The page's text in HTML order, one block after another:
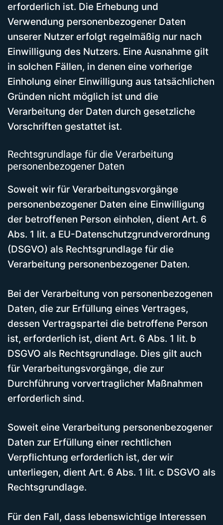
erforderlich ist. Die Erhebung und
Verwendung personenbezogener Daten
unserer Nutzer erfolgt regelmäßig nur nach
Einwilligung des Nutzers. Eine Ausnahme gilt
in solchen Fällen, in denen eine vorherige
Einholung einer Einwilligung aus tatsächlichen
Gründen nicht möglich ist und die
Verarbeitung der Daten durch gesetzliche
Vorschriften gestattet ist.
Rechtsgrundlage für die Verarbeitung
personenbezogener Daten
Soweit wir für Verarbeitungsvorgänge
personenbezogener Daten eine Einwilligung
der betroffenen Person einholen, dient Art. 6
Abs. 1 lit. a EU-Datenschutzgrundverordnung
(DSGVO) als Rechtsgrundlage für die
Verarbeitung personenbezogener Daten.
Bei der Verarbeitung von personenbezogenen
Daten, die zur Erfüllung eines Vertrages,
dessen Vertragspartei die betroffene Person
ist, erforderlich ist, dient Art. 6 Abs. 1 lit. b
DSGVO als Rechtsgrundlage. Dies gilt auch
für Verarbeitungsvorgänge, die zur
Durchführung vorvertraglicher Maßnahmen
erforderlich sind.
Soweit eine Verarbeitung personenbezogener
Daten zur Erfüllung einer rechtlichen
Verpflichtung erforderlich ist, der wir
unterliegen, dient Art. 6 Abs. 1 lit. c DSGVO als
Rechtsgrundlage.
Für den Fall, dass lebenswichtige Interessen